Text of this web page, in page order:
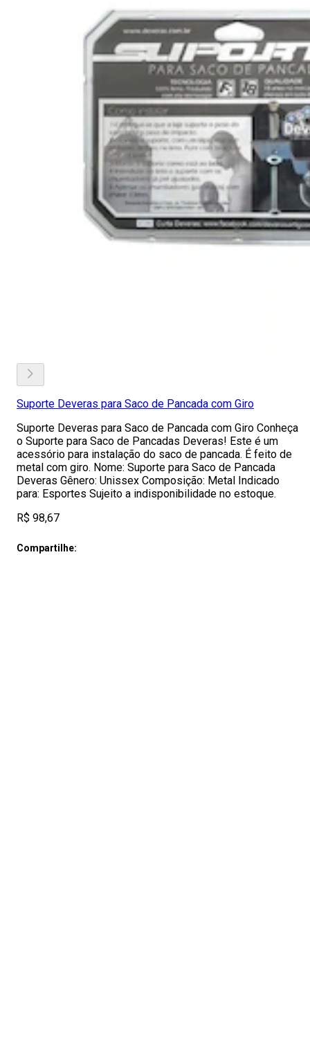
Suporte Deveras para Saco de Pancada com Giro
Suporte Deveras para Saco de Pancada com Giro Conheça
o Suporte para Saco de Pancadas Deveras! Este é um
acessório para instalação do saco de pancada. É feito de
metal com giro. Nome: Suporte para Saco de Pancada
Deveras Gênero: Unissex Composição: Metal Indicado
para: Esportes Sujeito a indisponibilidade no estoque.
R$ 98,67
Compartilhe: